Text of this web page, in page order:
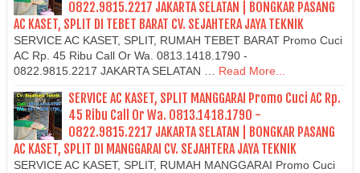
0822.9815.2217 JAKARTA SELATAN | BONGKAR PASANG
AC KASET, SPLIT DI TEBET BARAT CV. SEJAHTERA JAYA TEKNIK
SERVICE AC KASET, SPLIT, RUMAH TEBET BARAT Promo Cuci
AC Rp. 45 Ribu Call Or Wa. 0813.1418.1790 -
0822.9815.2217 JAKARTA SELATAN …
Read More...
SERVICE AC KASET, SPLIT MANGGARAI Promo Cuci AC Rp.
45 Ribu Call Or Wa. 0813.1418.1790 -
0822.9815.2217 JAKARTA SELATAN | BONGKAR PASANG
AC KASET, SPLIT DI MANGGARAI CV. SEJAHTERA JAYA TEKNIK
SERVICE AC KASET, SPLIT, RUMAH MANGGARAI Promo Cuci